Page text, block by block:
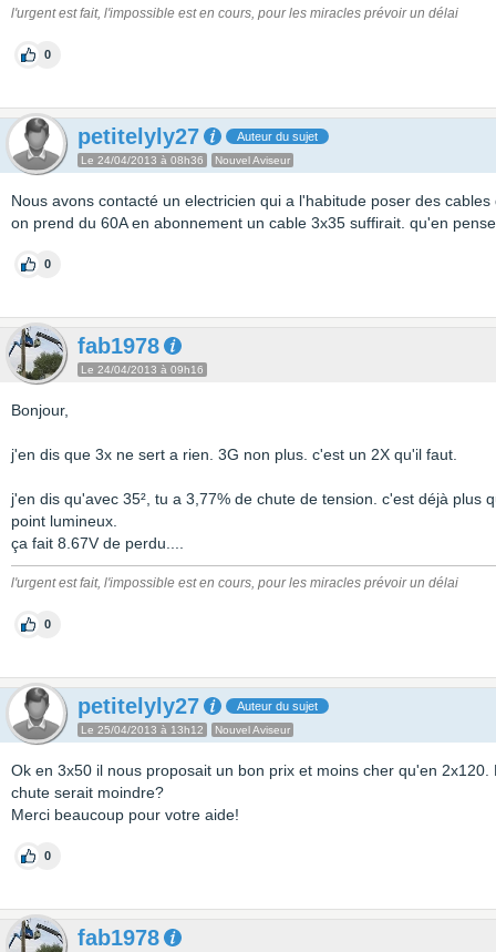
l'urgent est fait, l'impossible est en cours, pour les miracles prévoir un délai
0
petitelyly27 Auteur du sujet
Le 24/04/2013 à 08h36 Nouvel Aviseur
Nous avons contacté un electricien qui a l'habitude poser des
on prend du 60A en abonnement un cable 3x35 suffirait. qu'en
0
fab1978
Le 24/04/2013 à 09h16
Bonjour,
j'en dis que 3x ne sert a rien. 3G non plus. c'est un 2X qu'il faut.
j'en dis qu'avec 35², tu a 3,77% de chute de tension. c'est déjà plus
point lumineux.
ça fait 8.67V de perdu....
l'urgent est fait, l'impossible est en cours, pour les miracles prévoir un délai
0
petitelyly27 Auteur du sujet
Le 25/04/2013 à 13h12 Nouvel Aviseur
Ok en 3x50 il nous proposait un bon prix et moins cher qu'en
chute serait moindre?
Merci beaucoup pour votre aide!
0
fab1978